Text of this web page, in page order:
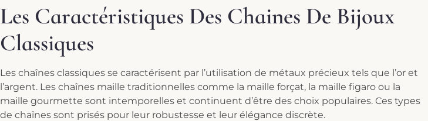
Les Caractéristiques Des Chaines De Bijoux
Classiques
Les chaînes classiques se caractérisent par l’utilisation de métaux précieux tels que l’or et
l’argent. Les chaînes maille traditionnelles comme la maille forçat, la maille figaro ou la
maille gourmette sont intemporelles et continuent d’être des choix populaires. Ces types
de chaînes sont prisés pour leur robustesse et leur élégance discrète.